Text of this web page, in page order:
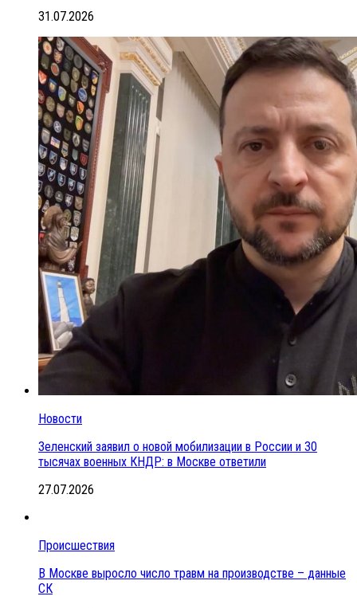
31.07.2026
Новости
Зеленский заявил о новой мобилизации в России и 30
тысячах военных КНДР: в Москве ответили
27.07.2026
Происшествия
В Москве выросло число травм на производстве – данные
СК